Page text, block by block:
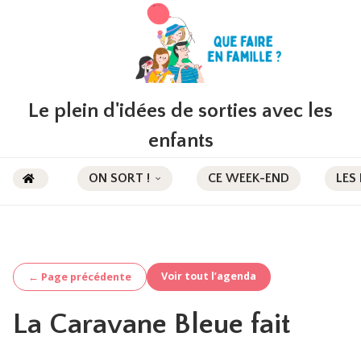
Le plein d'idées de sorties avec les
enfants
ON SORT ! CE WEEK-END LES
← Page précédente Voir tout l’agenda
La Caravane Bleue fait